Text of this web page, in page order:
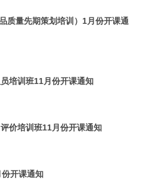
质量先期策划培训）1月份开课通
培训班11月份开课通知
价培训班11月份开课通知
开课通知